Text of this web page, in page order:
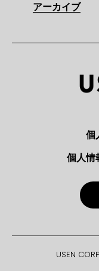
アーカイブ
個
個人情
USEN